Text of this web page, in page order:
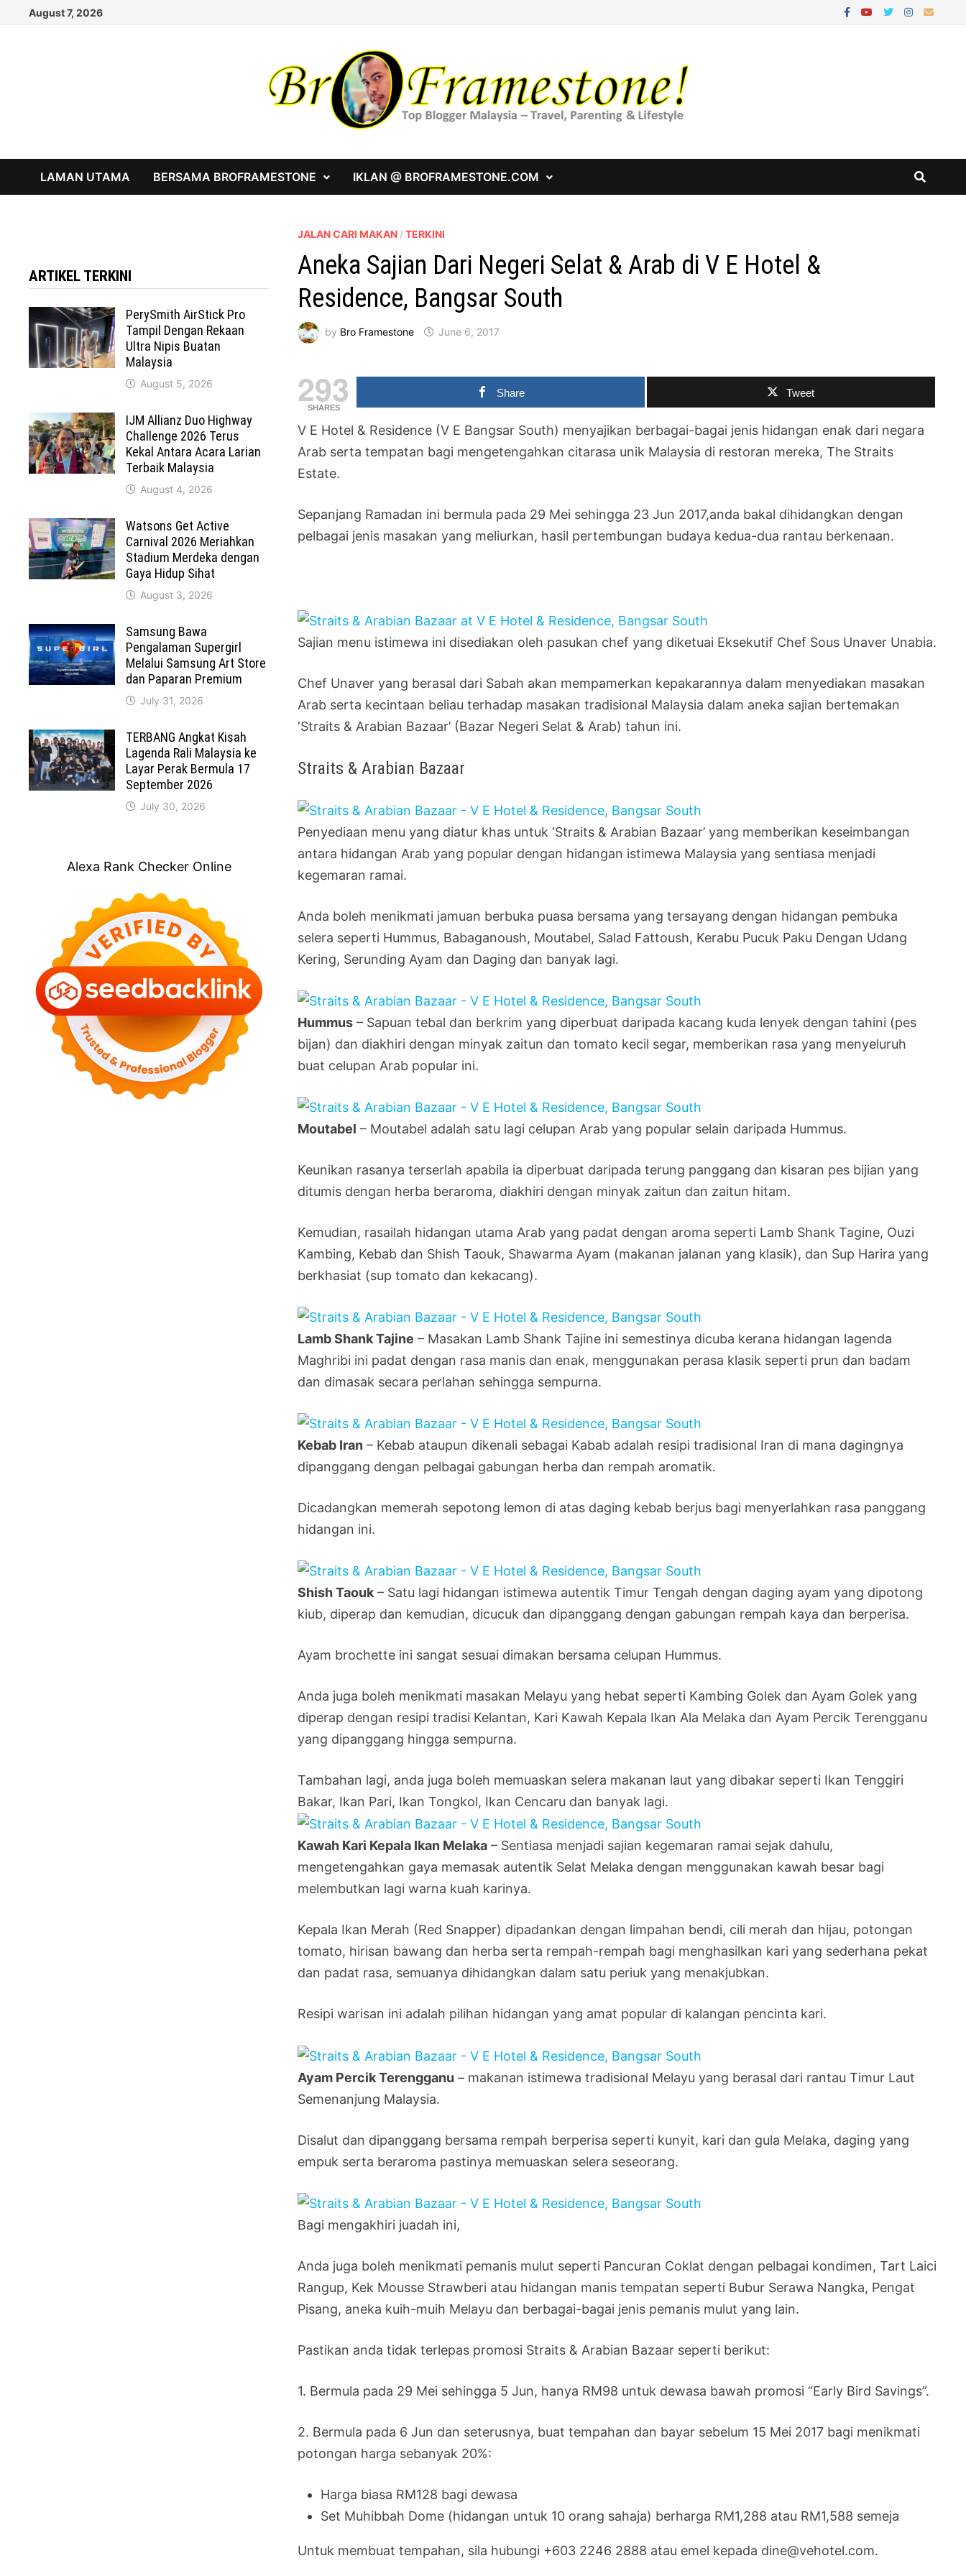
August 7, 2026
LAMAN UTAMA BERSAMA BROFRAMESTONE IKLAN @ BROFRAMESTONE.COM
JALAN CARI MAKAN /TERKINI
Aneka Sajian Dari Negeri Selat & Arab di V E Hotel &
Residence, Bangsar South
by Bro Framestone June 6, 2017
293
SHARES
Share Tweet
V E Hotel & Residence (V E Bangsar South) menyajikan berbagai-bagai jenis hidangan enak dari negara
Arab serta tempatan bagi mengetengahkan citarasa unik Malaysia di restoran mereka, The Straits
Estate.
Sepanjang Ramadan ini bermula pada 29 Mei sehingga 23 Jun 2017,anda bakal dihidangkan dengan
pelbagai jenis masakan yang meliurkan, hasil pertembungan budaya kedua-dua rantau berkenaan.
Sajian menu istimewa ini disediakan oleh pasukan chef yang diketuai Eksekutif Chef Sous Unaver Unabia.
Chef Unaver yang berasal dari Sabah akan mempamerkan kepakarannya dalam menyediakan masakan
Arab serta kecintaan beliau terhadap masakan tradisional Malaysia dalam aneka sajian bertemakan
‘Straits & Arabian Bazaar’ (Bazar Negeri Selat & Arab) tahun ini.
Straits & Arabian Bazaar
Penyediaan menu yang diatur khas untuk ‘Straits & Arabian Bazaar’ yang memberikan keseimbangan
antara hidangan Arab yang popular dengan hidangan istimewa Malaysia yang sentiasa menjadi
kegemaran ramai.
Anda boleh menikmati jamuan berbuka puasa bersama yang tersayang dengan hidangan pembuka
selera seperti Hummus, Babaganoush, Moutabel, Salad Fattoush, Kerabu Pucuk Paku Dengan Udang
Kering, Serunding Ayam dan Daging dan banyak lagi.
Hummus – Sapuan tebal dan berkrim yang diperbuat daripada kacang kuda lenyek dengan tahini (pes
bijan) dan diakhiri dengan minyak zaitun dan tomato kecil segar, memberikan rasa yang menyeluruh
buat celupan Arab popular ini.
Moutabel – Moutabel adalah satu lagi celupan Arab yang popular selain daripada Hummus.
Keunikan rasanya terserlah apabila ia diperbuat daripada terung panggang dan kisaran pes bijian yang
ditumis dengan herba beraroma, diakhiri dengan minyak zaitun dan zaitun hitam.
Kemudian, rasailah hidangan utama Arab yang padat dengan aroma seperti Lamb Shank Tagine, Ouzi
Kambing, Kebab dan Shish Taouk, Shawarma Ayam (makanan jalanan yang klasik), dan Sup Harira yang
berkhasiat (sup tomato dan kekacang).
Lamb Shank Tajine – Masakan Lamb Shank Tajine ini semestinya dicuba kerana hidangan lagenda
Maghribi ini padat dengan rasa manis dan enak, menggunakan perasa klasik seperti prun dan badam
dan dimasak secara perlahan sehingga sempurna.
Kebab Iran – Kebab ataupun dikenali sebagai Kabab adalah resipi tradisional Iran di mana dagingnya
dipanggang dengan pelbagai gabungan herba dan rempah aromatik.
Dicadangkan memerah sepotong lemon di atas daging kebab berjus bagi menyerlahkan rasa panggang
hidangan ini.
Shish Taouk – Satu lagi hidangan istimewa autentik Timur Tengah dengan daging ayam yang dipotong
kiub, diperap dan kemudian, dicucuk dan dipanggang dengan gabungan rempah kaya dan berperisa.
Ayam brochette ini sangat sesuai dimakan bersama celupan Hummus.
Anda juga boleh menikmati masakan Melayu yang hebat seperti Kambing Golek dan Ayam Golek yang
diperap dengan resipi tradisi Kelantan, Kari Kawah Kepala Ikan Ala Melaka dan Ayam Percik Terengganu
yang dipanggang hingga sempurna.
Tambahan lagi, anda juga boleh memuaskan selera makanan laut yang dibakar seperti Ikan Tenggiri
Bakar, Ikan Pari, Ikan Tongkol, Ikan Cencaru dan banyak lagi.
Kawah Kari Kepala Ikan Melaka – Sentiasa menjadi sajian kegemaran ramai sejak dahulu,
mengetengahkan gaya memasak autentik Selat Melaka dengan menggunakan kawah besar bagi
melembutkan lagi warna kuah karinya.
Kepala Ikan Merah (Red Snapper) dipadankan dengan limpahan bendi, cili merah dan hijau, potongan
tomato, hirisan bawang dan herba serta rempah-rempah bagi menghasilkan kari yang sederhana pekat
dan padat rasa, semuanya dihidangkan dalam satu periuk yang menakjubkan.
Resipi warisan ini adalah pilihan hidangan yang amat popular di kalangan pencinta kari.
Ayam Percik Terengganu – makanan istimewa tradisional Melayu yang berasal dari rantau Timur Laut
Semenanjung Malaysia.
Disalut dan dipanggang bersama rempah berperisa seperti kunyit, kari dan gula Melaka, daging yang
empuk serta beraroma pastinya memuaskan selera seseorang.
Bagi mengakhiri juadah ini,
Anda juga boleh menikmati pemanis mulut seperti Pancuran Coklat dengan pelbagai kondimen, Tart Laici
Rangup, Kek Mousse Strawberi atau hidangan manis tempatan seperti Bubur Serawa Nangka, Pengat
Pisang, aneka kuih-muih Melayu dan berbagai-bagai jenis pemanis mulut yang lain.
Pastikan anda tidak terlepas promosi Straits & Arabian Bazaar seperti berikut:
1. Bermula pada 29 Mei sehingga 5 Jun, hanya RM98 untuk dewasa bawah promosi “Early Bird Savings”.
2. Bermula pada 6 Jun dan seterusnya, buat tempahan dan bayar sebelum 15 Mei 2017 bagi menikmati
potongan harga sebanyak 20%:
Harga biasa RM128 bagi dewasa
Set Muhibbah Dome (hidangan untuk 10 orang sahaja) berharga RM1,288 atau RM1,588 semeja
Untuk membuat tempahan, sila hubungi +603 2246 2888 atau emel kepada dine@vehotel.com.
ARTIKEL TERKINI
PerySmith AirStick Pro
Tampil Dengan Rekaan
Ultra Nipis Buatan
Malaysia
August 5, 2026
IJM Allianz Duo Highway
Challenge 2026 Terus
Kekal Antara Acara Larian
Terbaik Malaysia
August 4, 2026
Watsons Get Active
Carnival 2026 Meriahkan
Stadium Merdeka dengan
Gaya Hidup Sihat
August 3, 2026
Samsung Bawa
Pengalaman Supergirl
Melalui Samsung Art Store
dan Paparan Premium
July 31, 2026
TERBANG Angkat Kisah
Lagenda Rali Malaysia ke
Layar Perak Bermula 17
September 2026
July 30, 2026
Alexa Rank Checker Online